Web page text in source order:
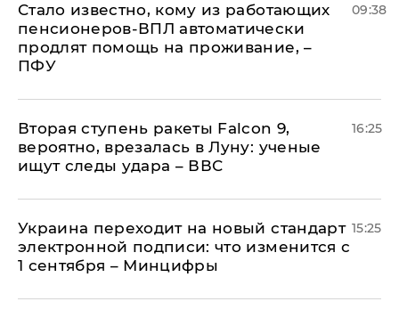
Стало известно, кому из работающих
пенсионеров-ВПЛ автоматически
продлят помощь на проживание, –
ПФУ
09:38
Вторая ступень ракеты Falcon 9,
вероятно, врезалась в Луну: ученые
ищут следы удара – ВВС
16:25
Украина переходит на новый стандарт
электронной подписи: что изменится с
1 сентября – Минцифры
15:25